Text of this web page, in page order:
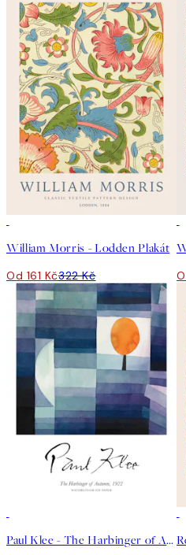
William Morris - Lodden Plakát
Od 161 Kč322 Kč
Paul Klee - The Harbinger of Autumn Plakát